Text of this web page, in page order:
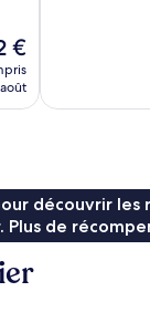
€
découvrir
de